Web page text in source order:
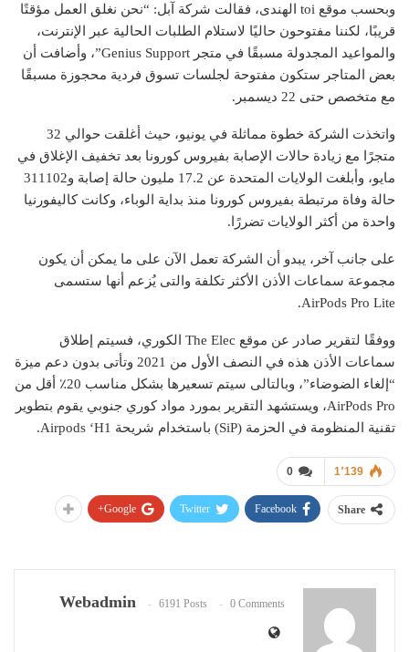
وبحسب موقع toi الهندى، فقالت شركة آبل: “نحن نغلق العمل مؤقتًا
قريبًا، لكننا مفتوحون حاليًا لاستلام الطلبات الحالية عبر الإنترنت،
والمواعيد المجدولة مسبقًا في متجر Genius Support”، وأضافت أن
بعض المتاجر ستكون مفتوحة لجلسات تسوق فردية محجوزة مسبقًا
مع متخصص حتى 22 ديسمبر.
واتخذت الشركة خطوة مماثلة في يونيو، حيث أغلقت حوالي 32
متجرًا مع زيادة حالات الإصابة بفيروس كورونا بعد تخفيف الإغلاق في
مايو، وأبلغت الولايات المتحدة عن 17.2 مليون حالة إصابة و311102
حالة وفاة مرتبطة بفيروس كورونا منذ بداية الوباء، وكانت كاليفورنيا
واحدة من أكثر الولايات تضررًا.
على جانب آخر، يبدو أن الشركة تعمل الآن على ما يمكن أن يكون
مجموعة سماعات الأذن الأكثر تكلفة والتى يُزعم أنها ستسمى
AirPods Pro Lite.
ووفقًا لتقرير صادر عن موقع The Elec الكوري، فسيتم إطلاق
سماعات الأذن هذه في النصف الأول من 2021 وتأتى بدون دعم ميزة
“إلغاء الضوضاء”، وبالتالى سيتم تسعيرها بشكل مناسب 20٪ أقل من
AirPods Pro، ويستشهد التقرير بمورد مواد كوري جنوبي يقوم بتطوير
تقنية المنظومة في الحزمة (SiP) باستخدام شريحة Airpods ‘H1.
0 1٬139
Share
Facebook
Twitter
Google+
Webadmin 6191 Posts 0 Comments